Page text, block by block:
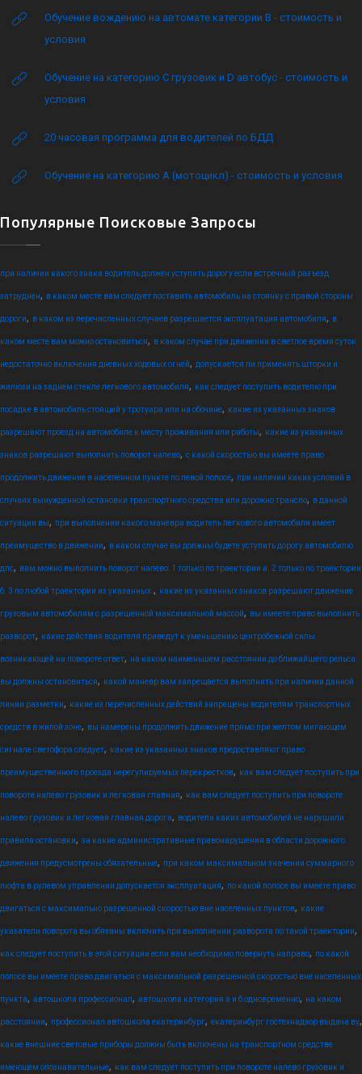
Обучение вождению на автомате категории B - стоимость и
условия
Обучение на категорию C грузовик и D автобус - стоимость и
условия
20 часовая программа для водителей по БДД
Обучение на категорию А (мотоцикл) - стоимость и условия
Популярные Поисковые Запросы
при наличии какого знака водитель должен уступить дорогу если встречный разъезд
затруднен, в каком месте вам следует поставить автомобиль на стоянку с правой стороны
дороги, в каком из перечисленных случаев разрешается эксплуатация автомобиля, в
каком месте вам можно остановиться, в каком случае при движении в светлое время суток
недостаточно включения дневных ходовых огней, допускается ли применять шторки и
жалюзи на заднем стекле легкового автомобиля, как следует поступить водителю при
посадке в автомобиль стоящий у тротуара или на обочине, какие из указанных знаков
разрешают проезд на автомобиле к месту проживания или работы, какие из указанных
знаков разрешают выполнить поворот налево, с какой скоростью вы имеете право
продолжить движение в населенном пункте по левой полосе, при наличии каких условий в
случаях вынужденной остановки транспортного средства или дорожно транспо, в данной
ситуации вы, при выполнении какого маневра водитель легкового автомобиля имеет
преимущество в движении, в каком случае вы должны будете уступить дорогу автомобилю
дпс, вам можно выполнить поворот налево: 1 только по траектории а. 2 только по траектории
б. 3 по любой траектории из указанных. , какие из указанных знаков разрешают движение
грузовым автомобилям с разрешенной максимальной массой, вы имеете право выполнить
разворот, какие действия водителя приведут к уменьшению центробежной силы
возникающей на повороте ответ, на каком наименьшем расстоянии до ближайшего рельса
вы должны остановиться, какой маневр вам запрещается выполнить при наличии данной
линии разметки, какие из перечисленных действий запрещены водителям транспортных
средств в жилой зоне, вы намерены продолжить движение прямо при желтом мигающем
сигнале светофора следует, какие из указанных знаков предоставляют право
преимущественного проезда нерегулируемых перекрестков, как вам следует поступить при
повороте налево грузовик и легковая главная, как вам следует поступить при повороте
налево грузовик и легковая главная дорога, водители каких автомобилей не нарушили
правила остановки, за какие административные правонарушения в области дорожного
движения предусмотрены обязательные, при каком максимальном значении суммарного
люфта в рулевом управлении допускается эксплуатация, по какой полосе вы имеете право
двигаться с максимально разрешенной скоростью вне населенных пунктов, какие
указатели поворота вы обязаны включить при выполнении разворота по такой траектории,
как следует поступить в этой ситуации если вам необходимо повернуть направо, по какой
полосе вы имеете право двигаться с максимальной разрешенной скоростью вне населенных
пункта, автошкола профессионал, автошкола категория а и б одновременно, на каком
расстоянии, профессионал автошкола екатеринбург, екатеринбург гостехнадзор выдача ву,
какие внешние световые приборы должны быть включены на транспортном средстве
имеющем опознавательные, как вам следует поступить при повороте налево грузовик и